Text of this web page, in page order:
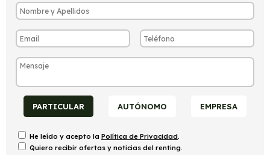
PARTICULAR AUTÓNOMO EMPRESA
He leído y acepto la Política de Privacidad.
Quiero recibir ofertas y noticias del renting.